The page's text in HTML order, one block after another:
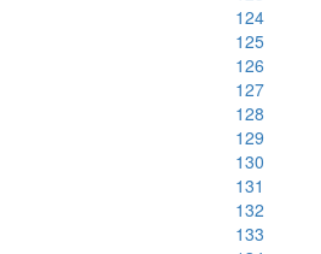
124
125
126
127
128
129
130
131
132
133